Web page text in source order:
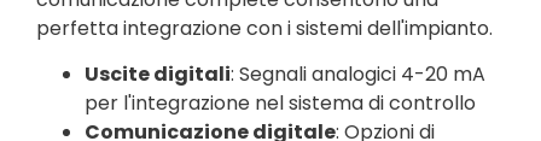
perfetta integrazione con i sistemi dell'impianto.
Uscite digitali: Segnali analogici 4-20 mA
per l'integrazione nel sistema di controllo
Comunicazione digitale: Opzioni di